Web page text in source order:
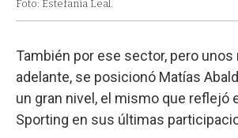
Foto: Estefanía Leal.
También por ese sector, pero
adelante, se posicionó Matías
un gran nivel, el mismo que reflejó
Sporting en sus últimas